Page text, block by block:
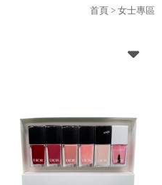
首頁 > 女士專區